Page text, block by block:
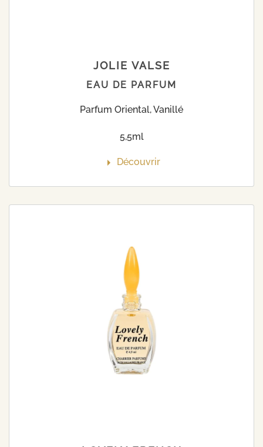
JOLIE VALSE
EAU DE PARFUM
Parfum Oriental, Vanillé
5,5ml
Découvrir